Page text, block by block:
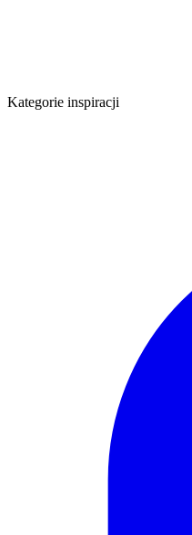
Kategorie inspiracji